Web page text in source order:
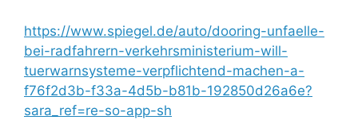
https://www.spiegel.de/auto/dooring-unfaelle-
bei-radfahrern-verkehrsministerium-will-
tuerwarnsysteme-verpflichtend-machen-a-
f76f2d3b-f33a-4d5b-b81b-192850d26a6e?
sara_ref=re-so-app-sh